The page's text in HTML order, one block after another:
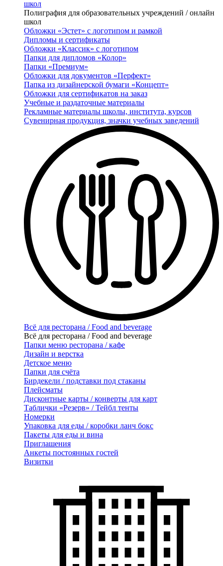
школ
Полиграфия для образовательных учреждений / онлайн
школ
Обложки «Эстет» с логотипом и рамкой
Дипломы и сертификаты
Обложки «Классик» с логотипом
Папки для дипломов «Колор»
Папки «Премиум»
Обложки для документов «Перфект»
Папка из дизайнерской бумаги «Концепт»
Обложки для сертификатов на заказ
Учебные и раздаточные материалы
Рекламные материалы школы, института, курсов
Сувенирная продукция, значки учебных заведений
Всё для ресторана / Food and beverage
Всё для ресторана / Food and beverage
Папки меню ресторана / кафе
Дизайн и верстка
Детское меню
Папки для счёта
Бирдекели / подставки под стаканы
Плейсматы
Дисконтные карты / конверты для карт
Таблички «Резерв» / Тейбл тенты
Номерки
Упаковка для еды / коробки ланч бокс
Пакеты для еды и вина
Приглашения
Анкеты постоянных гостей
Визитки